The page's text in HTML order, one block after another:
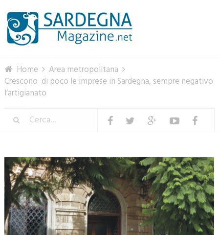
Home
Area metropolitana
Crescono di poco le imprese in Sardegna, sempre negativo
l’artigianato